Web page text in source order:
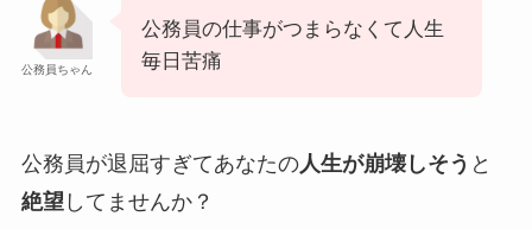
公務員ちゃん
公務員の仕事がつまらなくて人生
毎日苦痛
公務員が退屈すぎてあなたの人生が崩壊しそう と
絶望 してませんか？